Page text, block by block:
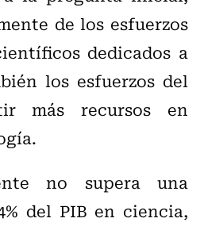
de los esfuerzos
dedicados a
los esfuerzos del
más recursos en
no supera una
del PIB en ciencia,